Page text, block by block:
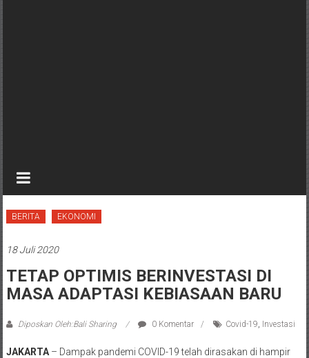
BERITA EKONOMI
18 Juli 2020
TETAP OPTIMIS BERINVESTASI DI
MASA ADAPTASI KEBIASAAN BARU
Diposkan Oleh:Bali Sharing 0 Komentar Covid-19, Investasi
JAKARTA– Dampak pandemi COVID-19 telah dirasakan di hampir